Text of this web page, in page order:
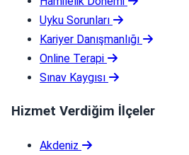
Uyku Sorunları
Kariyer Danışmanlığı
Online Terapi
Sınav Kaygısı
Hizmet Verdiğim İlçeler
Akdeniz